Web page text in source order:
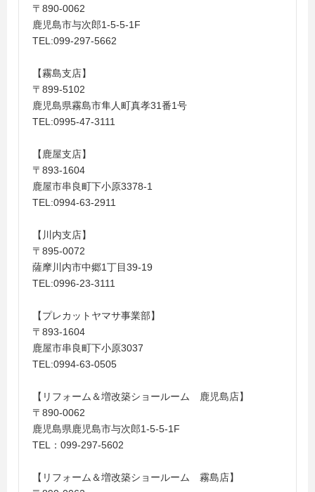
〒890-0062
鹿児島市与次郎1-5-5-1F
TEL:099-297-5662
【霧島支店】
〒899-5102
鹿児島県霧島市隼人町真孝31番1号
TEL:0995-47-3111
【鹿屋支店】
〒893-1604
鹿屋市串良町下小原3378-1
TEL:0994-63-2911
【川内支店】
〒895-0072
薩摩川内市中郷1丁目39-19
TEL:0996-23-3111
【プレカットヤマサ事業部】
〒893-1604
鹿屋市串良町下小原3037
TEL:0994-63-0505
【リフォーム＆増改築ショールーム 鹿児島店】
〒890-0062
鹿児島県鹿児島市与次郎1-5-5-1F
TEL：099-297-5602
【リフォーム＆増改築ショールーム 霧島店】